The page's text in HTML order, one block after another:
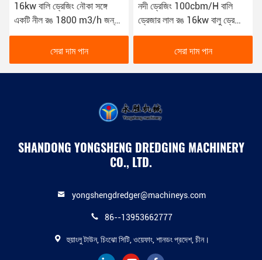
16kw বালি ড্রেজিং নৌকা সঙ্গে
একটি নীল রঙ 1800 m3/h জন্য
নদী ড্রেজিং YSCSD350
সেরা দাম পান
নদী ড্রেজিং 100cbm/H বালি
ড্রেজার লাল রঙ 16kw বালু ড্রেজিং
নৌকা
সেরা দাম পান
SHANDONG YONGSHENG DREDGING MACHINERY
CO., LTD.
yongshengdredger@machineys.com
86--13953662777
হুয়াংলু টাউন, চিংঝো সিটি, ওয়েফাং, শানডং প্রদেশ, চীন।